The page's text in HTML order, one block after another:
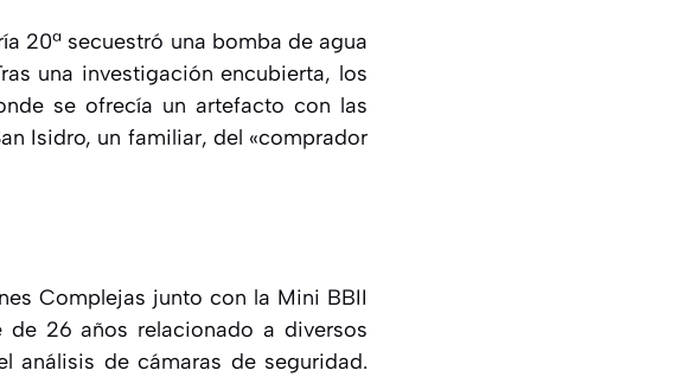
20ª secuestró una bomba de agua
una investigación encubierta, los
se ofrecía un artefacto con las
Isidro, un familiar, del «comprador
Complejas junto con la Mini BBII
26 años relacionado a diversos
análisis de cámaras de seguridad.